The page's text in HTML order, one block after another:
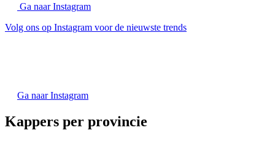
Ga naar Instagram
Volg ons op Instagram voor de nieuwste trends
Ga naar Instagram
Kappers per provincie